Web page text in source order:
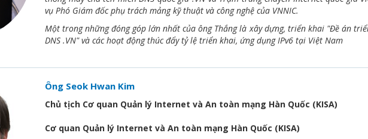
vụ Phó Giám đốc phụ trách mảng kỹ thuật và công nghệ của VNNIC.
Một trong những đóng góp lớn nhất của ông Thắng là xây dựng, triển khai "Đề án
DNS .VN" và các hoạt động thúc đẩy tỷ lệ triển khai, ứng dụng IPv6 tại Việt Nam
Ông Seok Hwan Kim
Chủ tịch Cơ quan Quản lý Internet và An toàn mạng Hàn Quốc (KISA)
Cơ quan Quản lý Internet và An toàn mạng Hàn Quốc (KISA)